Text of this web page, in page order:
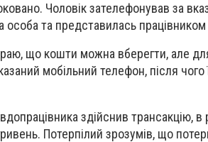
Чоловік зателефонував за
особа та представилась
що кошти можна вберегти, але
мобільний телефон, після
здійснив трансакцію, в
Потерпілий зрозумів, що